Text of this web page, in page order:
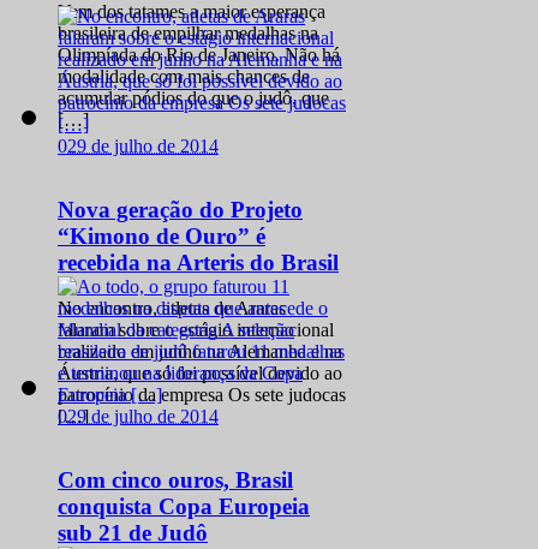
Vem dos tatames a maior esperança
brasileira de empilhar medalhas na
Olimpíada do Rio de Janeiro. Não há
modalidade com mais chances de
acumular pódios do que o judô, que
[…]
029 de julho de 2014
Nova geração do Projeto
“Kimono de Ouro” é
recebida na Arteris do Brasil
No encontro, atletas de Araras
falaram sobre o estágio internacional
realizado em junho na Alemanha e na
Áustria, que só foi possível devido ao
patrocínio da empresa Os sete judocas
[…]
029 de julho de 2014
Com cinco ouros, Brasil
conquista Copa Europeia
sub 21 de Judô